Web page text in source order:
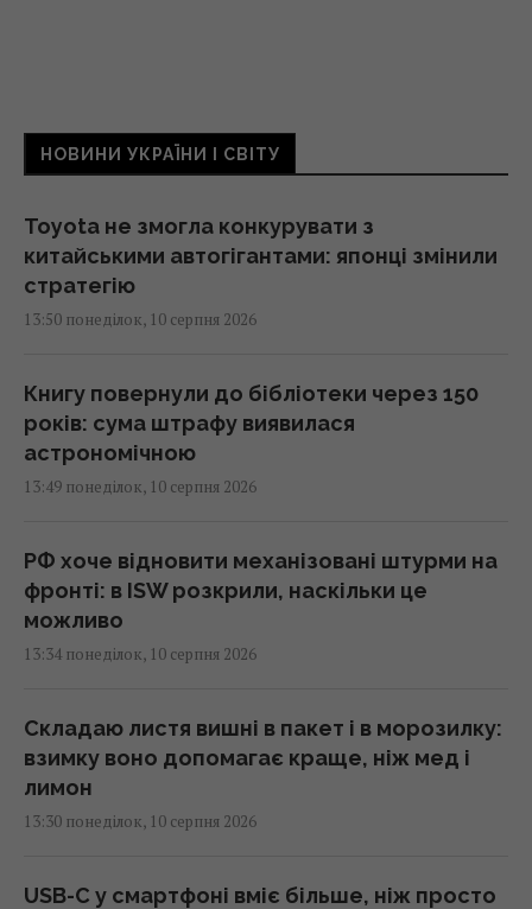
НОВИНИ УКРАЇНИ І СВІТУ
Toyota не змогла конкурувати з
китайськими автогігантами: японці змінили
стратегію
13:50 понеділок, 10 серпня 2026
Книгу повернули до бібліотеки через 150
років: сума штрафу виявилася
астрономічною
13:49 понеділок, 10 серпня 2026
РФ хоче відновити механізовані штурми на
фронті: в ISW розкрили, наскільки це
можливо
13:34 понеділок, 10 серпня 2026
Складаю листя вишні в пакет і в морозилку:
взимку воно допомагає краще, ніж мед і
лимон
13:30 понеділок, 10 серпня 2026
USB-C у смартфоні вміє більше, ніж просто